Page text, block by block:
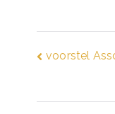
Bericht
voorstel